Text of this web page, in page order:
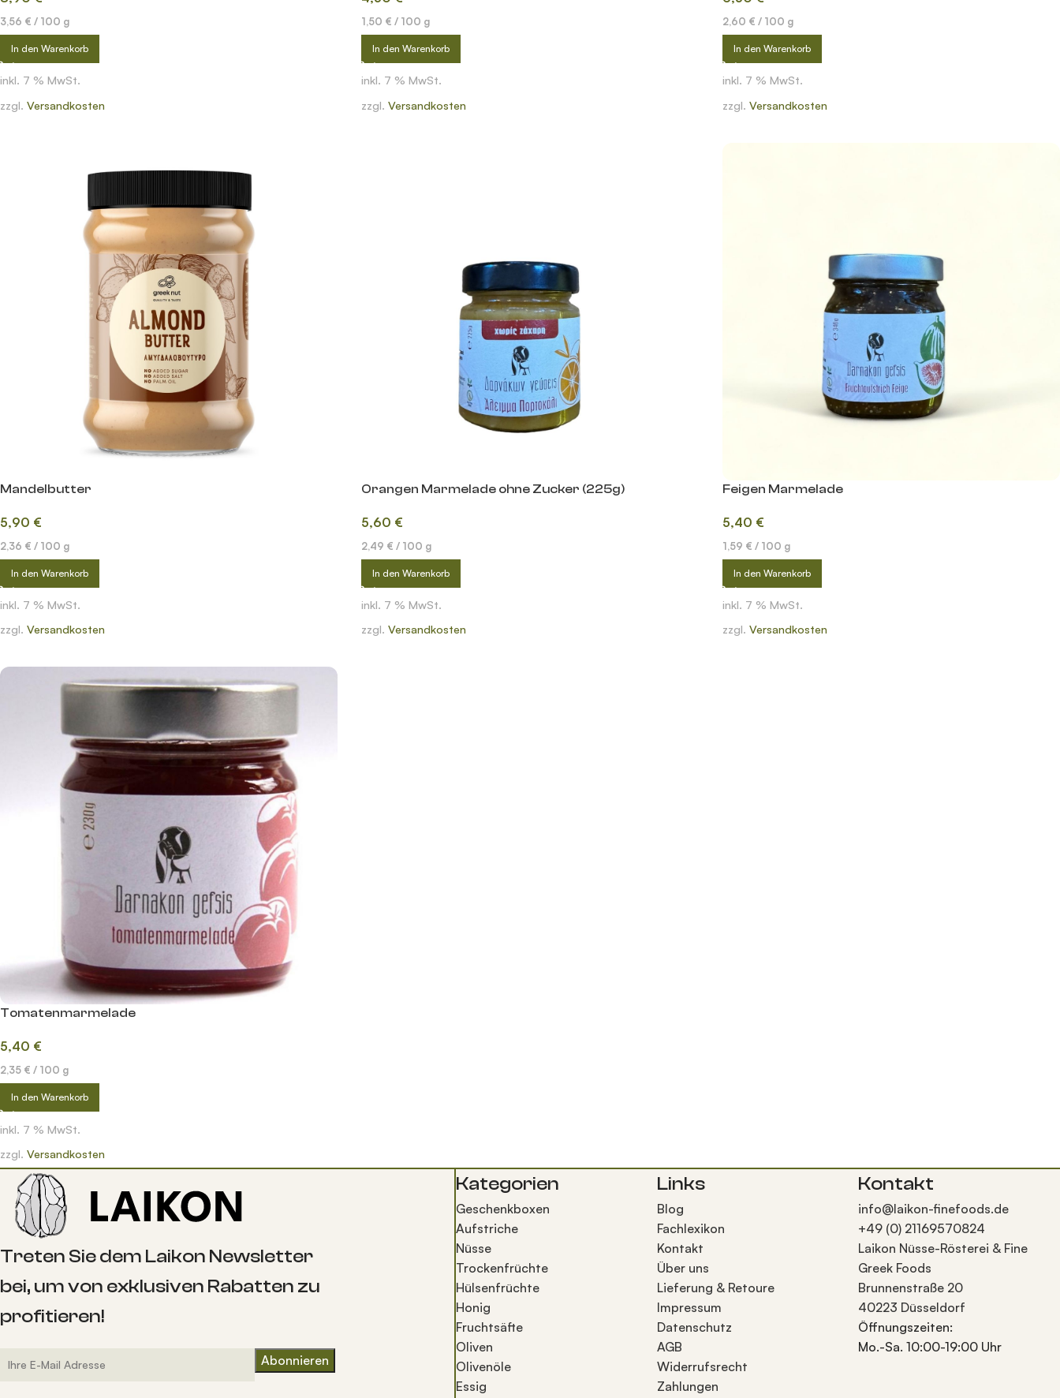
3,56 € / 100 g
In den Warenkorb
inkl. 7 % MwSt.
zzgl. Versandkosten
1,50 € / 100 g
In den Warenkorb
inkl. 7 % MwSt.
zzgl. Versandkosten
2,60 € / 100 g
In den Warenkorb
inkl. 7 % MwSt.
zzgl. Versandkosten
Mandelbutter
5,90 €
2,36 € / 100 g
In den Warenkorb
inkl. 7 % MwSt.
zzgl. Versandkosten
Orangen Marmelade ohne Zucker (225g)
5,60 €
2,49 € / 100 g
In den Warenkorb
inkl. 7 % MwSt.
zzgl. Versandkosten
Feigen Marmelade
5,40 €
1,59 € / 100 g
In den Warenkorb
inkl. 7 % MwSt.
zzgl. Versandkosten
Tomatenmarmelade
5,40 €
2,35 € / 100 g
In den Warenkorb
inkl. 7 % MwSt.
zzgl. Versandkosten
Treten Sie dem Laikon Newsletter
bei, um von exklusiven Rabatten zu
profitieren!
Kategorien
Geschenkboxen
Aufstriche
Nüsse
Trockenfrüchte
Hülsenfrüchte
Honig
Fruchtsäfte
Oliven
Olivenöle
Essig
Links
Blog
Fachlexikon
Kontakt
Über uns
Lieferung & Retoure
Impressum
Datenschutz
AGB
Widerrufsrecht
Zahlungen
Kontakt
info@laikon-finefoods.de
+49 (0) 21169570824
Laikon Nüsse-Rösterei & Fine
Greek Foods
Brunnenstraße 20
40223 Düsseldorf
Öffnungszeiten:
Mo.-Sa. 10:00-19:00 Uhr